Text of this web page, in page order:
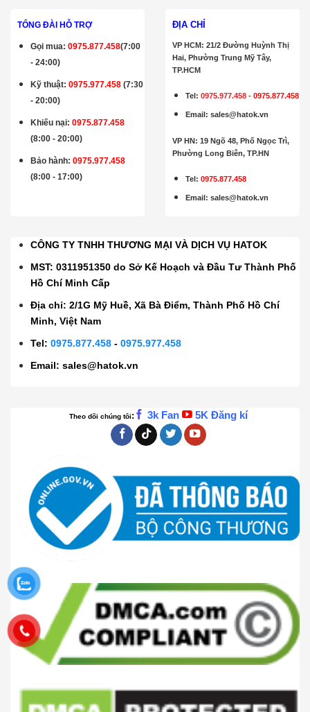
TỔNG ĐÀI HỖ TRỢ
Gọi mua:0975.877.458(7:00
- 24:00)
Kỹ thuật:0975.977.458 (7:30
- 20:00)
Khiếu nại: 0975.877.458
(8:00 - 20:00)
Bảo hành:0975.977.458
(8:00 - 17:00)
ĐỊA CHỈ
VP HCM: 21/2 Đường Huỳnh Thị
Hai, Phường Trung Mỹ Tây,
TP.HCM
Tel:0975.977.458 -0975.877.458
Email :sales@hatok.vn
VP HN: 19 Ngõ 48, Phố Ngọc Trì,
Phường Long Biên, TP.HN
Tel: 0975.877.458
Email:sales@hatok.vn
CÔNG TY TNHH THƯƠNG MẠI VÀ DỊCH VỤ HATOK
MST: 0311951350 do Sở Kế Hoạch và Đầu Tư Thành Phố
Hồ Chí Minh Cấp
Địa chỉ: 2/1G Mỹ Huề, Xã Bà Điểm, Thành Phố Hồ Chí
Minh, Việt Nam
Tel:0975.877.458 -0975.977.458
Email:sales@hatok.vn
Theo dõi chúng tôi: 3k Fan 5K Đăng kí